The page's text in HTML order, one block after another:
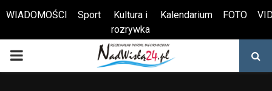
Otwórz pasek narzędzi
WIADOMOŚCI Sport
Kultura i
rozrywka
Kalendarium FOTO
PRIMARY